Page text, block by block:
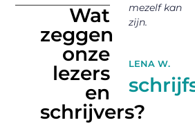
Wat
zeggen
onze
lezers
en
schrijvers?
mezelf kan
LENA W.
schrijfster
feedback
die me
SOPHIE R.
blogger